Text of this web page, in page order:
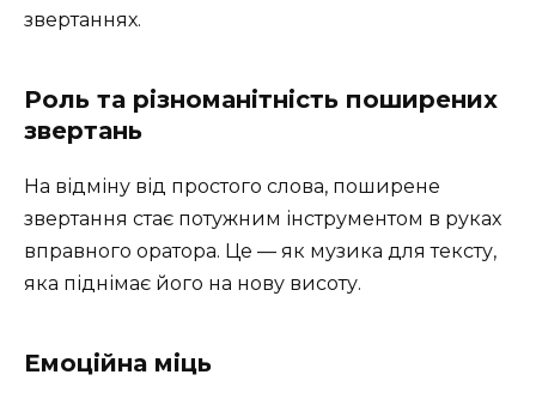
звертаннях.
Роль та різноманітність поширених
звертань
На відміну від простого слова, поширене
звертання стає потужним інструментом в руках
вправного оратора. Це — як музика для тексту,
яка піднімає його на нову висоту.
Емоційна міць